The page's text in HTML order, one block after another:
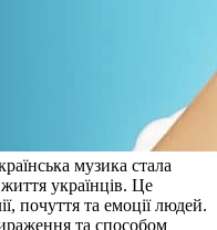
музика стала
українців. Це
почуття та емоції людей.
та способом